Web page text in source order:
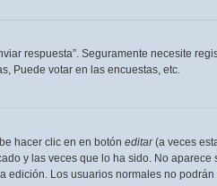
respuesta”. Seguramente necesite
Puede votar en las encuestas, etc.
hacer clic en en botón editar(a veces
y las veces que lo ha sido. No aparece
Los usuarios normales no